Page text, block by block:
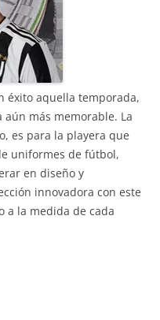
éxito aquella temporada,
más memorable. La
es para la playera que
uniformes de fútbol,
en diseño y
innovadora con este
a la medida de cada